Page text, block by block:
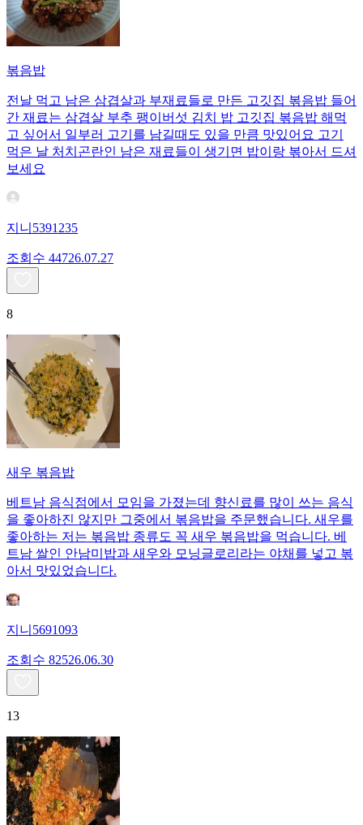
볶음밥
전날 먹고 남은 삼겹살과 부재료들로 만든 고깃집 볶음밥 들어
간 재료는 삼겹살 부추 팽이버섯 김치 밥 고깃집 볶음밥 해먹
고 싶어서 일부러 고기를 남길때도 있을 만큼 맛있어요 고기
먹은 날 처치곤란인 남은 재료들이 생기면 밥이랑 볶아서 드셔
보세요
지니5391235
조회수 44726.07.27
8
새우 볶음밥
베트남 음식점에서 모임을 가졌는데 향신료를 많이 쓰는 음식
을 좋아하진 않지만 그중에서 볶음밥을 주문했습니다. 새우를
좋아하는 저는 볶음밥 종류도 꼭 새우 볶음밥을 먹습니다. 베
트남 쌀인 안남미밥과 새우와 모닝글로리라는 야채를 넣고 볶
아서 맛있었습니다.
지니5691093
조회수 82526.06.30
13